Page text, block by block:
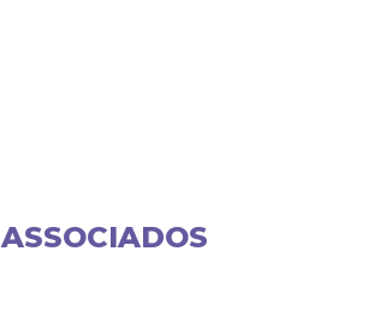
ASSOCIADOS